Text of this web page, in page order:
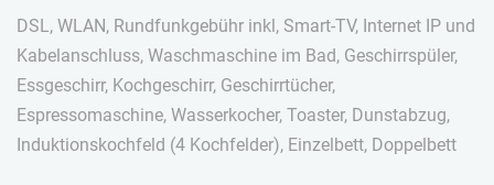
DSL, WLAN, Rundfunkgebühr inkl, Smart-TV, Internet IP und
Kabelanschluss, Waschmaschine im Bad, Geschirrspüler,
Essgeschirr, Kochgeschirr, Geschirrtücher,
Espressomaschine, Wasserkocher, Toaster, Dunstabzug,
Induktionskochfeld (4 Kochfelder), Einzelbett, Doppelbett